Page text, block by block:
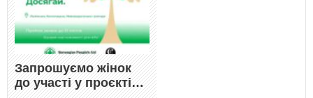
Запрошуємо жінок
до участі у проєкті…